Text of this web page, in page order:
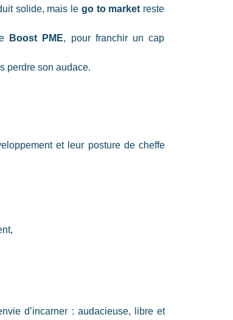
solide, mais le go to market reste
Boost PME, pour franchir un cap
perdre son audace.
et leur posture de cheffe
d’incarner : audacieuse, libre et